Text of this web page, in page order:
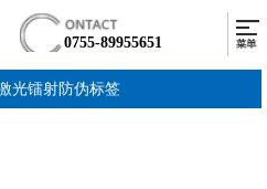
0755-89955651
光镭射防伪标签